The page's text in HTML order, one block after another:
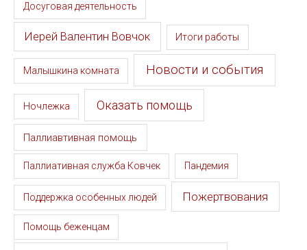
Досуговая деятельность
Иерей Валентин Вовчок Итоги работы
Малышкина комната Новости и события
Ночлежка Оказать помощь
Паллиавтивная помощь
Паллиативная служба Ковчек Пандемия
Поддержка особенных людей Пожертвования
Помощь беженцам